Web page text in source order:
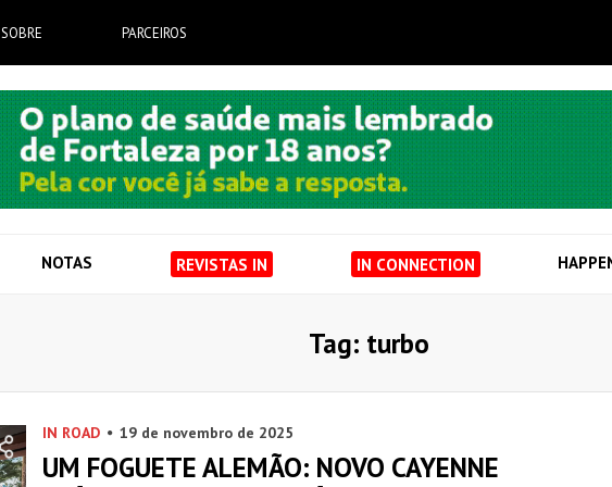
SOBRE PARCEIROS
NOTAS REVISTAS IN IN CONNECTION
Tag: turbo
IN ROAD 19 de novembro de 2025
UM FOGUETE ALEMÃO: NOVO CAYENNE